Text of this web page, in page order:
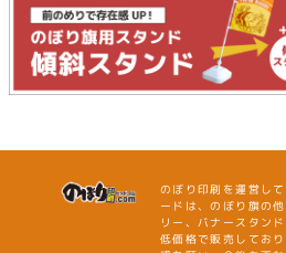
のぼり印刷を運営し
ードは、のぼり旗の
リー、バナースタン
低価格で販売してお